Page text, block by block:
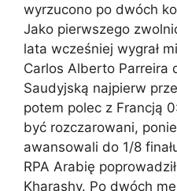
wyrzucono po dwóch
Jako pierwszego
lata wcześniej wygrał
Carlos Alberto Parreira
Saudyjską najpierw
potem polec z Francją
być rozczarowani,
awansowali do 1/8
RPA Arabię
Kharashy. Po dwóch